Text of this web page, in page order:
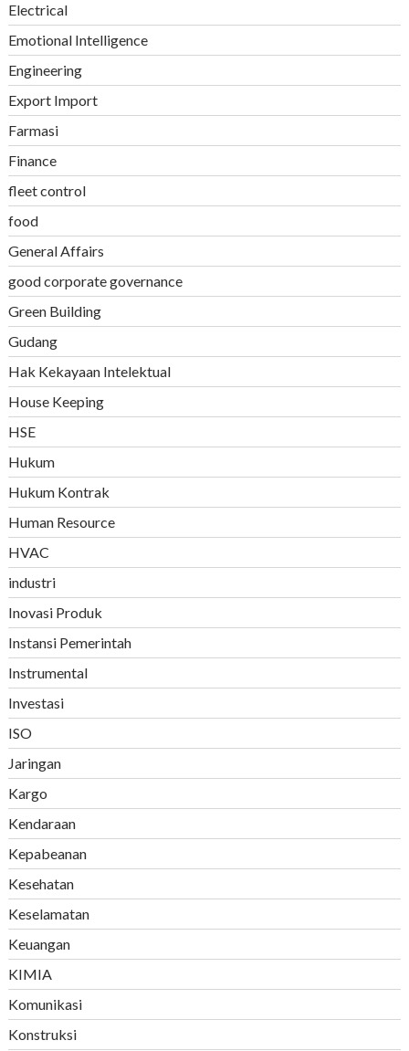
Electrical
Emotional Intelligence
Engineering
Export Import
Farmasi
Finance
fleet control
food
General Affairs
good corporate governance
Green Building
Gudang
Hak Kekayaan Intelektual
House Keeping
HSE
Hukum
Hukum Kontrak
Human Resource
HVAC
industri
Inovasi Produk
Instansi Pemerintah
Instrumental
Investasi
ISO
Jaringan
Kargo
Kendaraan
Kepabeanan
Kesehatan
Keselamatan
Keuangan
KIMIA
Komunikasi
Konstruksi